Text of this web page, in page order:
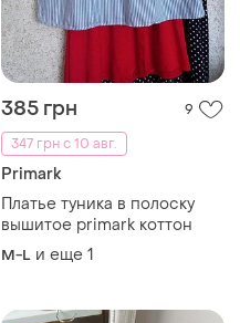
385 грн
9
347 грн с 10 авг.
Primark
Платье туника в полоску
вышитое primark коттон
M-L и еще 1